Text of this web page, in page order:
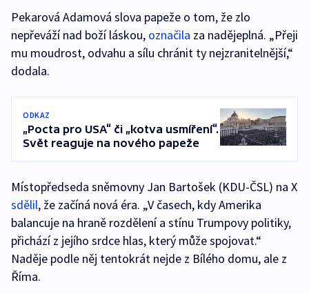
Pekarová Adamová slova papeže o tom, že zlo
nepřeváží nad boží láskou, označila za nadějeplná. „Přeji
mu moudrost, odvahu a sílu chránit ty nejzranitelnější,“
dodala.
ODKAZ
„Pocta pro USA“ či „kotva usmíření“.
Svět reaguje na nového papeže
Místopředseda sněmovny Jan Bartošek (KDU-ČSL) na X
sdělil, že začíná nová éra. „V časech, kdy Amerika
balancuje na hraně rozdělení a stínu Trumpovy politiky,
přichází z jejího srdce hlas, který může spojovat.“
Naděje podle něj tentokrát nejde z Bílého domu, ale z
Říma.